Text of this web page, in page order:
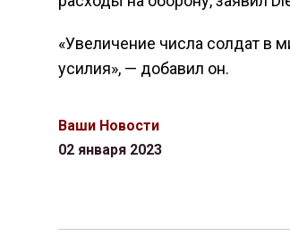
«Увеличение числа солдат в
усилия», — добавил он.
Ваши Новости
02 января 2023